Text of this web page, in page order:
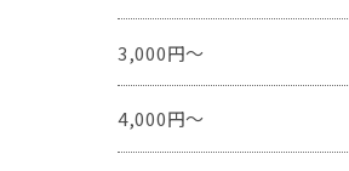
3,000円～
4,000円～